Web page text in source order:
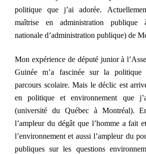
politique que j’ai adorée.
maîtrise en administration publique
nationale d’administration publique) de
Mon expérience de député junior à
Guinée m’a fascinée sur la
parcours scolaire. Mais le déclic est
en politique et environnement que
(université du Québec à Montréal).
l’ampleur du dégât que l’homme a fait
l’environnement et aussi l’ampleur du
publiques sur les questions